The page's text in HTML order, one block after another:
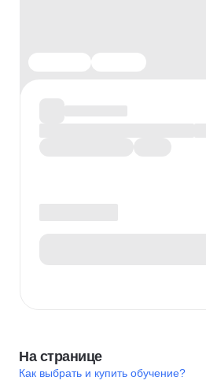
На странице
Как выбрать и купить обучение?